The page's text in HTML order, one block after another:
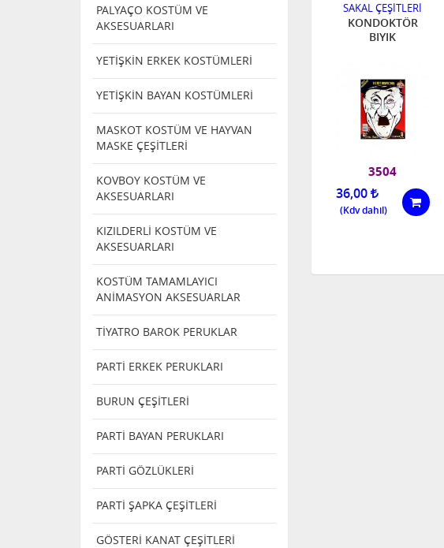
PALYAÇO KOSTÜM VE
AKSESUARLARI
YETİŞKİN ERKEK KOSTÜMLERİ
YETİŞKİN BAYAN KOSTÜMLERİ
MASKOT KOSTÜM VE HAYVAN
MASKE ÇEŞİTLERİ
KOVBOY KOSTÜM VE
AKSESUARLARI
KIZILDERLİ KOSTÜM VE
AKSESUARLARI
KOSTÜM TAMAMLAYICI
ANİMASYON AKSESUARLAR
TİYATRO BAROK PERUKLAR
PARTİ ERKEK PERUKLARI
BURUN ÇEŞİTLERİ
PARTİ BAYAN PERUKLARI
PARTİ GÖZLÜKLERİ
PARTİ ŞAPKA ÇEŞİTLERİ
GÖSTERİ KANAT ÇEŞİTLERİ
SAKAL ÇEŞİTLERİ
BIYIK
42,00
TÜKENDI
SAKAL ÇEŞİTLERİ
KONDOKTÖR
BIYIK
3504
36,00